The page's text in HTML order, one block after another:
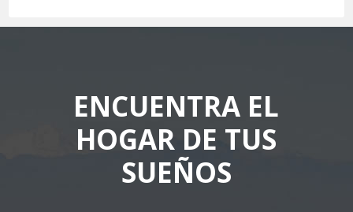
ENCUENTRA EL
HOGAR DE TUS
SUEÑOS